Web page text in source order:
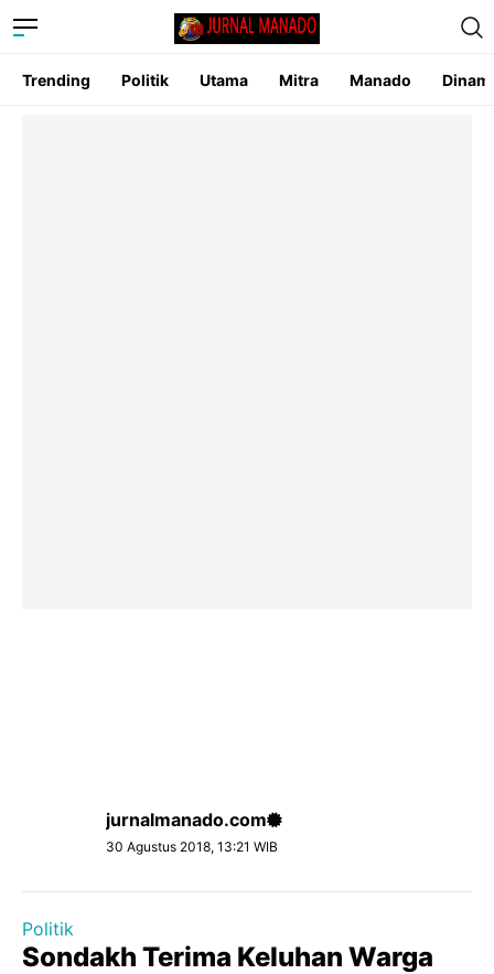
Trending Politik Utama Mitra Manado
jurnalmanado.com
30 Agustus 2018, 13:21 WIB
Politik
Sondakh Terima Keluhan Warga